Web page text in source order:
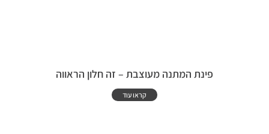
פינת המתנה מעוצבת – זה חלון הראווה
קראו עוד